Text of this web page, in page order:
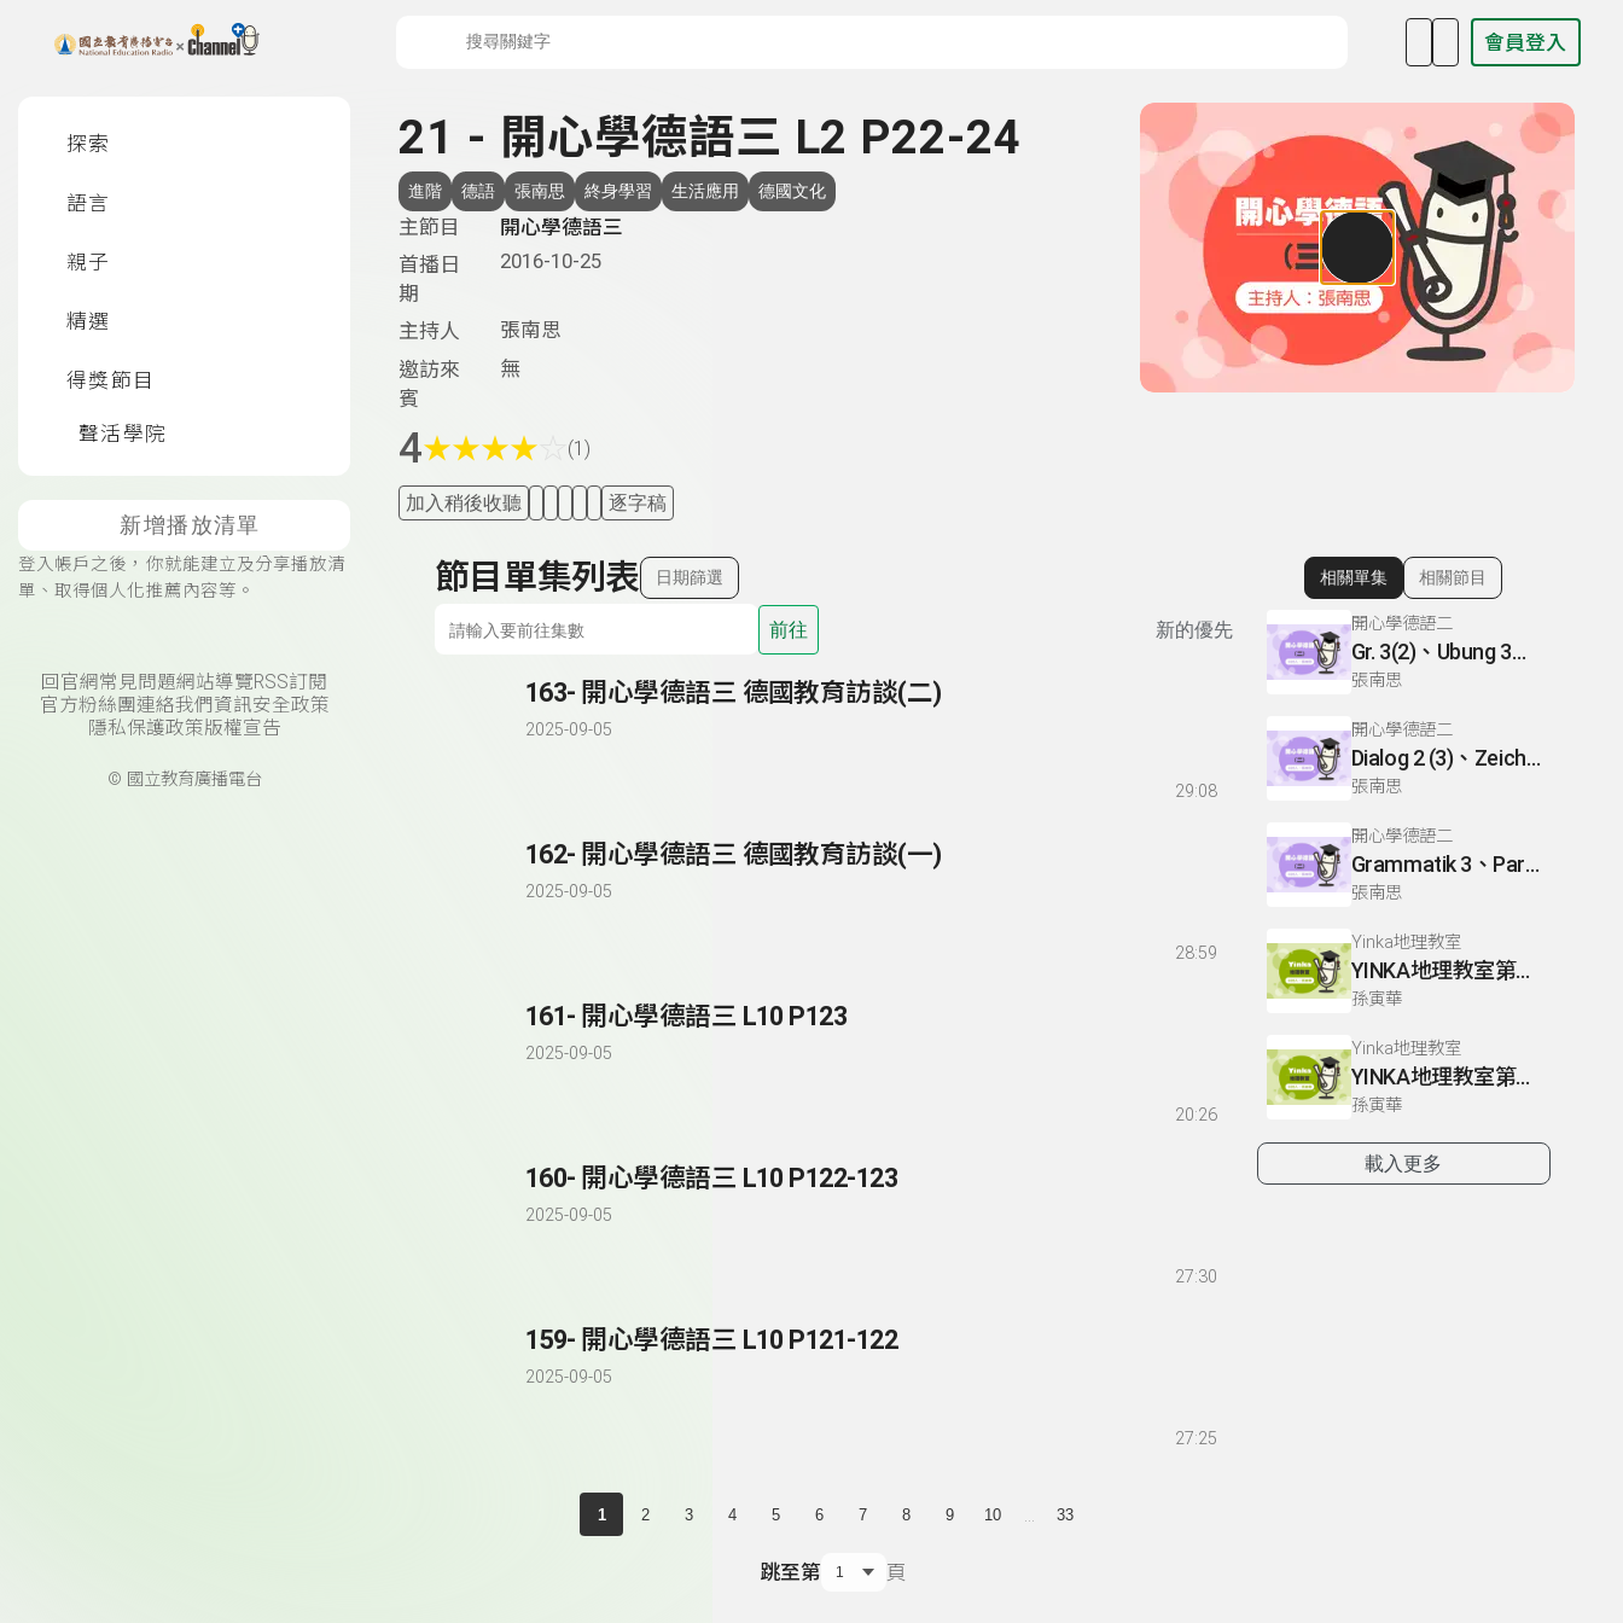
上方功能區塊 會員登入
探索
語言
親子
精選
得獎節目
聲活學院
新增播放清單
登入帳戶之後，你就能建立及分享播放清
單、取得個人化推薦內容等。
回官網常見問題網站導覽RSS訂閱
官方粉絲團連絡我們 資訊安全政策
隱私保護政策版權宣告
© 國立教育廣播電台
21 - 開心學德語三 L2 P22-24
進階 德語 張南思 終身學習 生活應用 德國文化
主節目
開心學德語三
首播日
期
2016-10-25
主持人
張南思
邀訪來
賓
無
4★★★★ (1)
加入稍後收聽 逐字稿
節目單集列表 日期篩選
前往 新的優先
163- 開心學德語三 德國教育訪談(二)
2025-09-05
29:08
162- 開心學德語三 德國教育訪談(一)
2025-09-05
28:59
161- 開心學德語三 L10 P123
2025-09-05
20:26
160- 開心學德語三 L10 P122-123
2025-09-05
27:30
159- 開心學德語三 L10 P121-122
2025-09-05
27:25
1 2 3 4 5 6 7 8 9 10 33
跳至第 頁
顯示相關單集
相關單集 相關節目
開心學德語二
Gr. 3(2)、Ubung 3、Gr. 2(1)
張南思
開心學德語二
Dialog 2 (3)、Zeichnen: einen Mann、Lesetext 1(1)
張南思
開心學德語二
Grammatik 3、Partnerubungen Nr. 1, 3、Dialog 2(1)
張南思
Yinka地理教室
YINKA地理教室第一冊 P22-26
孫寅華
Yinka地理教室
YINKA地理教室第一冊 P4-5
孫寅華
載入更多